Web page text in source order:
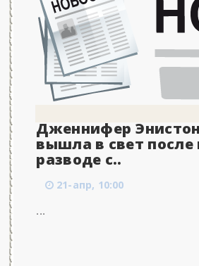
Дженнифер
вышла в свет после
разводе с..
21-апр, 10:00
...